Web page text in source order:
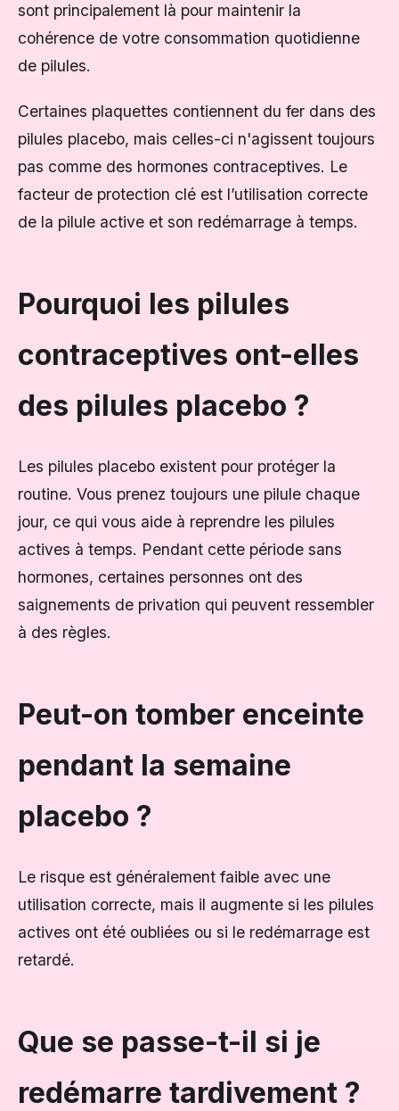
sont principalement là pour maintenir la
cohérence de votre consommation quotidienne
de pilules.
Certaines plaquettes contiennent du fer dans des
pilules placebo, mais celles-ci n'agissent toujours
pas comme des hormones contraceptives. Le
facteur de protection clé est l’utilisation correcte
de la pilule active et son redémarrage à temps.
Pourquoi les pilules
contraceptives ont-elles
des pilules placebo ?
Les pilules placebo existent pour protéger la
routine. Vous prenez toujours une pilule chaque
jour, ce qui vous aide à reprendre les pilules
actives à temps. Pendant cette période sans
hormones, certaines personnes ont des
saignements de privation qui peuvent ressembler
à des règles.
Peut-on tomber enceinte
pendant la semaine
placebo ?
Le risque est généralement faible avec une
utilisation correcte, mais il augmente si les pilules
actives ont été oubliées ou si le redémarrage est
retardé.
Que se passe-t-il si je
redémarre tardivement ?